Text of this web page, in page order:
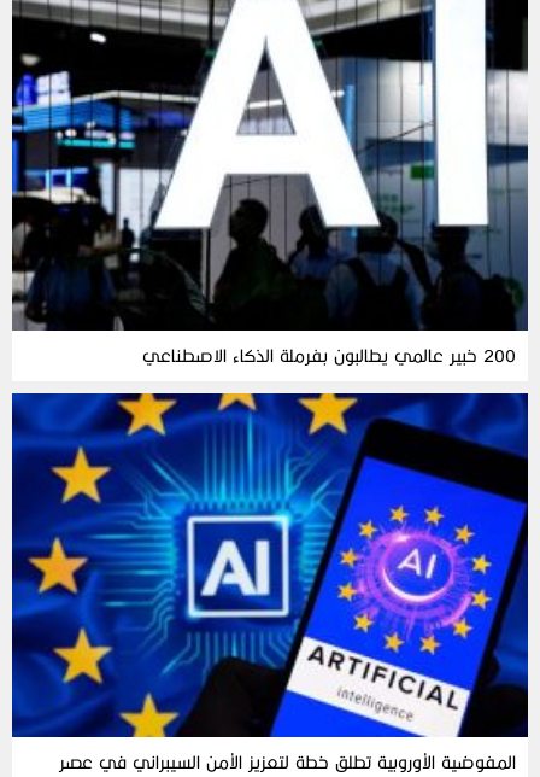
200 خبير عالمي يطالبون بفرملة الذكاء الاصطناعي
المفوضية الأوروبية تطلق خطة لتعزيز الأمن السيبراني في عصر